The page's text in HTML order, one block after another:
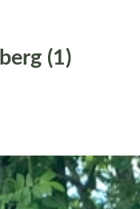
(1)